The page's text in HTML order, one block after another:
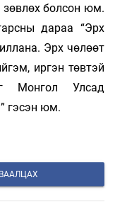
зөвлөх болсон юм.
дараа “Эрх
Эрх чөлөөт
иргэн төвтэй
Монгол Улсад
гэсэн юм.